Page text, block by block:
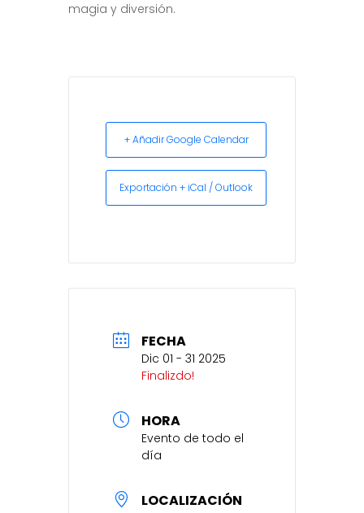
magia y diversión.
+ Añadir Google Calendar
Exportación + iCal / Outlook
FECHA
Dic 01 - 31 2025
Finalizdo!
HORA
Evento de todo el
día
LOCALIZACIÓN